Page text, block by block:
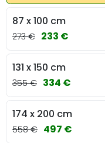
87 x 100 cm
273 € 233 €
131 x 150 cm
355 € 334 €
174 x 200 cm
558 € 497 €